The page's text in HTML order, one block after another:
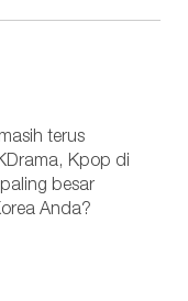
terus
Kpop di
besar
Anda?